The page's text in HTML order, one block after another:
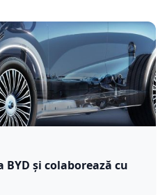
și colaborează cu